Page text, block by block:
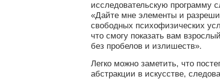
исследовательскую программу
«Дайте мне элементы и
свободных психофизических
что смогу показать вам
без пробелов и излишеств».
Легко можно заметить, что
абстракции в искусстве,